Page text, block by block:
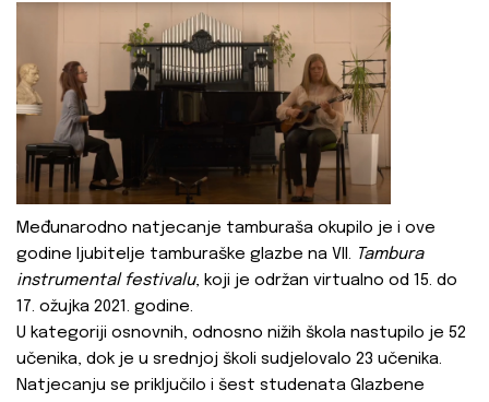
Međunarodno natjecanje tamburaša okupilo je i ove
godine ljubitelje tamburaške glazbe na VII. Tambura
instrumental festivalu, koji je održan virtualno od 15. do
17. ožujka 2021. godine.
U kategoriji osnovnih, odnosno nižih škola nastupilo je 52
učenika, dok je u srednjoj školi sudjelovalo 23 učenika.
Natjecanju se priključilo i šest studenata Glazbene